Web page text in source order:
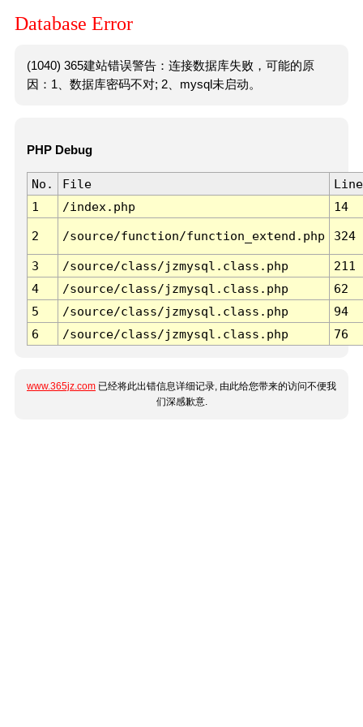
Database Error
(1040) 365建站错误警告：连接数据库失败，可能的原
因：1、数据库密码不对; 2、mysql未启动。
PHP Debug
No. File
Line
1
/index.php 14
2 /source/function/function_extend.php 324
3 /source/class/jzmysql.class.php
211
4
/source/class/jzmysql.class.php
62
5
/source/class/jzmysql.class.php
94
6
/source/class/jzmysql.class.php 76
www.365jz.com 已经将此出错信息详细记录, 由此给您带来的访问不便我
们深感歉意.